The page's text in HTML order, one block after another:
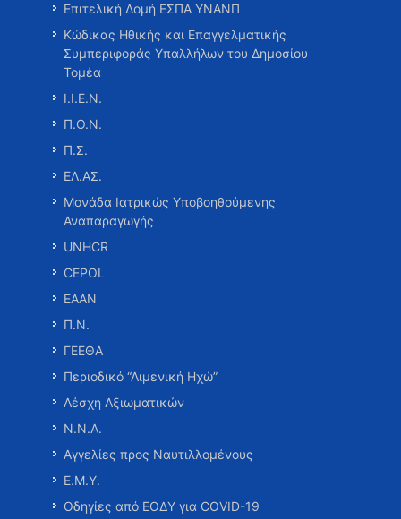
Επιτελική Δομή ΕΣΠΑ ΥΝΑΝΠ
Κώδικας Ηθικής και Επαγγελματικής
Συμπεριφοράς Υπαλλήλων του Δημοσίου
Τομέα
Ι.Ι.Ε.Ν.
Π.Ο.Ν.
Π.Σ.
ΕΛ.ΑΣ.
Μονάδα Ιατρικώς Υποβοηθούμενης
Αναπαραγωγής
UNHCR
CEPOL
ΕΑΑΝ
Π.Ν.
ΓΕΕΘΑ
Περιοδικό “Λιμενική Ηχώ”
Λέσχη Αξιωματικών
Ν.Ν.Α.
Αγγελίες προς Ναυτιλλομένους
Ε.Μ.Υ.
Οδηγίες από ΕΟΔΥ για COVID-19